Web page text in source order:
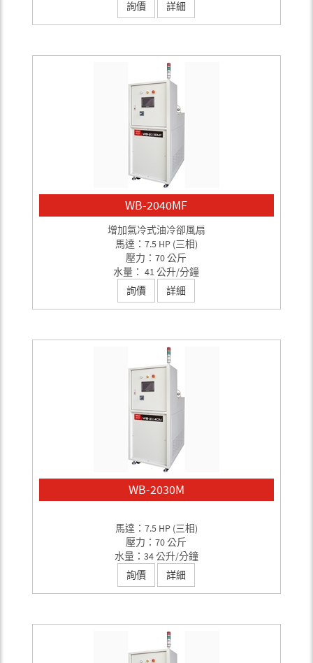
詢價 詳細
WB-2040MF
增加氣冷式油冷卻風扇
馬達：7.5 HP (三相)
壓力：70 公斤
水量： 41 公升/分鐘
詢價
詳細
WB-2030M
馬達：7.5 HP (三相)
壓力：70 公斤
水量：34 公升/分鐘
詢價
詳細